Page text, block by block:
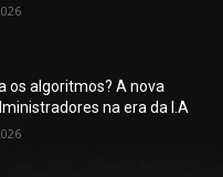
os algoritmos? A nova
na era da I.A